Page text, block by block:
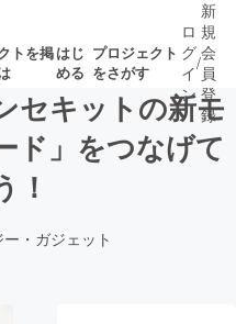
トを掲はじ
める
プロジェクト
をさがす
募集終了が近いプ
ロ
グ
イ
ン
/
新
規
会
員
登
録
セキットの新モ
ド」をつなげて
！
・ガジェット